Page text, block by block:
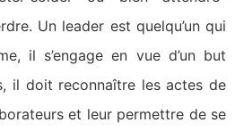
Un leader est quelqu’un qui
il s’engage en vue d’un but
il doit reconnaître les actes de
et leur permettre de se